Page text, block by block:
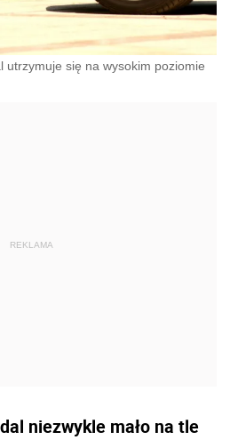
utrzymuje się na wysokim poziomie
niezwykle mało na tle